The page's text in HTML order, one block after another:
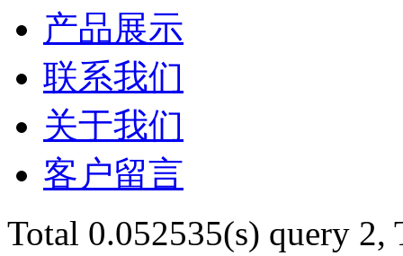
产品展示
联系我们
关于我们
客户留言
Total 0.052535(s) query